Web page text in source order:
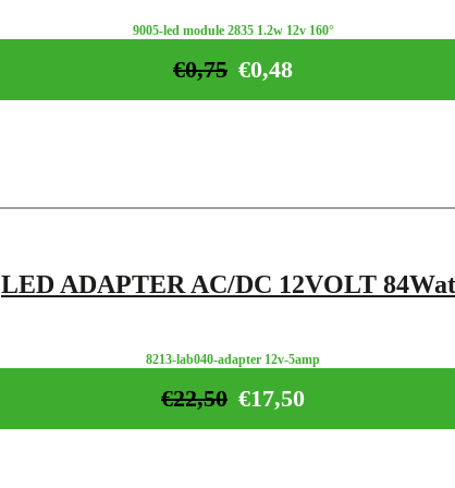
9005-led module 2835 1.2w 12v 160°
€0,48
€0,75
LED ADAPTER AC/DC 12VOLT
8213-lab040-adapter 12v-5amp
€17,50
€22,50